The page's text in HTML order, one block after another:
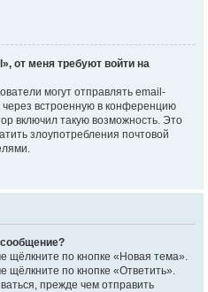
от меня требуют войти на
могут отправлять email-
встроенную в конференцию
включил такую возможность. Это
злоупотребления почтовой
щёлкните по кнопке «Новая тема».
по кнопке «Ответить».
прежде чем отправить